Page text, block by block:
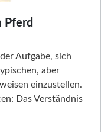
Pferd
Aufgabe, sich
aber
einzustellen.
Das Verständnis